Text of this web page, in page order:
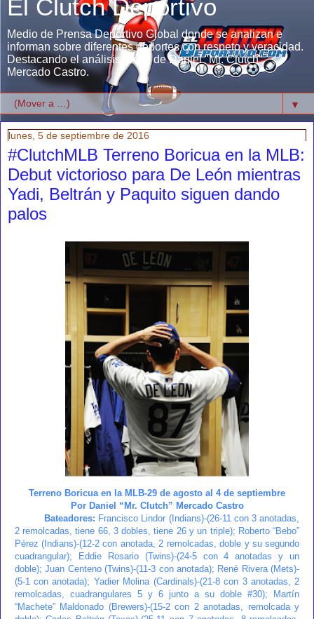
El Clutch Deportivo
Medio de Prensa Deportivo Global donde se analizan e
informan sobre diferentes deportes con respeto y veracidad.
Destacando el análisis único de Daniel "Mr. Clutch"
Mercado Castro.
▼
lunes, 5 de septiembre de 2016
#ClutchMLB Terreno Boricua en la MLB:
Debut victorioso para De León mientras
Yadi, Beltrán y Paquito siguen dando
palos
Terreno Boricua en la MLB-29 de agosto al 4 de septiembre
Por Daniel “Mr. Clutch” Mercado Castro
Bateadores: Francisco Lindor (Indians)-(26-11 con 3 anotadas,
2 remolcadas, tiene 66, 3 dobles, tiene 26 y un triple); Roberto “Bebo”
Pérez (Indians)-(12-2 con anotada, 2 remolcadas, doble y su segundo
cuadrangular); Eddie Rosario (Twins)-(24-5 con 4 anotadas y un
doble); Juan Centeno (Twins)-(11-3 con anotada); René Rivera (Mets)-
(5-1 con anotada); Yadier Molina (Cardinals)-(21-8 con 3 anotadas, 2
remolcadas, cuadrangulares 5 y 6 junto a su doble #30); Martín
“Machete” Maldonado (Brewers)-(15-2 con 2 anotadas, remolcada y